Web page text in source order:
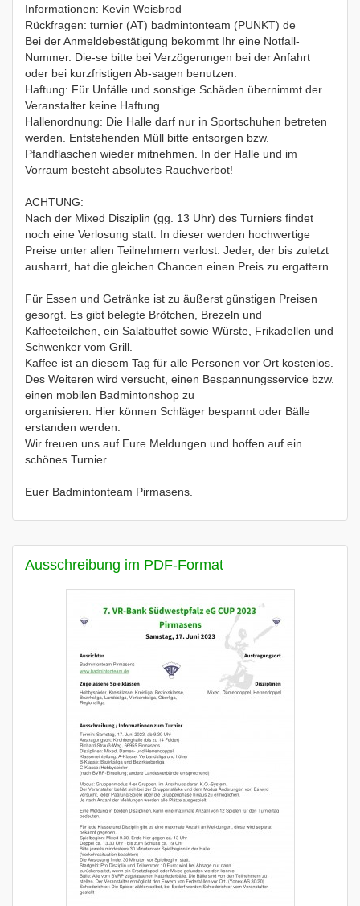
Informationen: Kevin Weisbrod
Rückfragen: turnier (AT) badmintonteam (PUNKT) de
Bei der Anmeldebestätigung bekommt Ihr eine Notfall-
Nummer. Die-se bitte bei Verzögerungen bei der Anfahrt
oder bei kurzfristigen Ab-sagen benutzen.
Haftung: Für Unfälle und sonstige Schäden übernimmt der
Veranstalter keine Haftung
Hallenordnung: Die Halle darf nur in Sportschuhen betreten
werden. Entstehenden Müll bitte entsorgen bzw.
Pfandflaschen wieder mitnehmen. In der Halle und im
Vorraum besteht absolutes Rauchverbot!
ACHTUNG:
Nach der Mixed Disziplin (gg. 13 Uhr) des Turniers findet
noch eine Verlosung statt. In dieser werden hochwertige
Preise unter allen Teilnehmern verlost. Jeder, der bis zuletzt
ausharrt, hat die gleichen Chancen einen Preis zu ergattern.
Für Essen und Getränke ist zu äußerst günstigen Preisen
gesorgt. Es gibt belegte Brötchen, Brezeln und
Kaffeeteilchen, ein Salatbuffet sowie Würste, Frikadellen und
Schwenker vom Grill.
Kaffee ist an diesem Tag für alle Personen vor Ort kostenlos.
Des Weiteren wird versucht, einen Bespannungsservice bzw.
einen mobilen Badmintonshop zu
organisieren. Hier können Schläger bespannt oder Bälle
erstanden werden.
Wir freuen uns auf Eure Meldungen und hoffen auf ein
schönes Turnier.
Euer Badmintonteam Pirmasens.
Ausschreibung im PDF-Format